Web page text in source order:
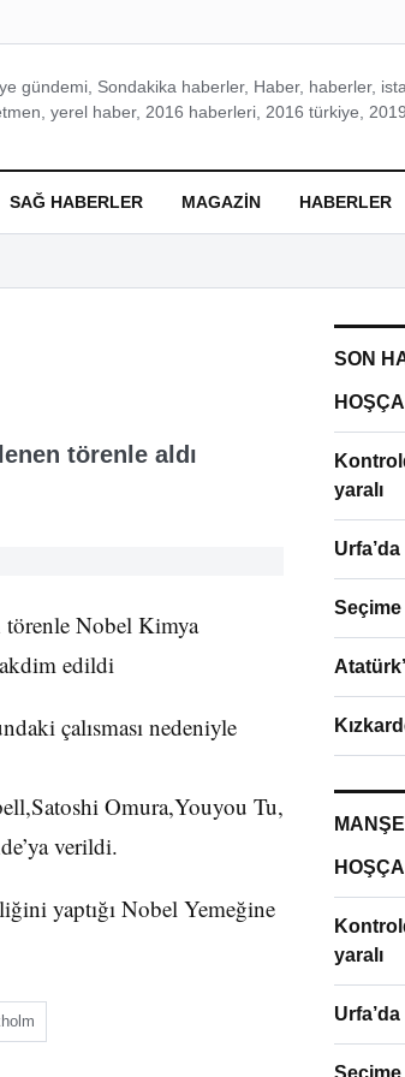
gündemi, Sondakika haberler, Haber, haberler,
yerel haber, 2016 haberleri, 2016 türkiye,
SAĞ HABERLER MAGAZIN HABERLER
törenle aldı
törenle Nobel Kimya
edildi
çalısması nedeniyle
Omura,Youyou Tu,
verildi.
yaptığı Nobel Yemeğine
SON
yaralı
Seçime
yaralı
Seçime